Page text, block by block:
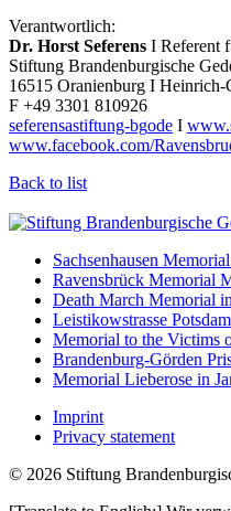
Verantwortlich:
Dr. Horst Seferens I Referent
Stiftung Brandenburgische
16515 Oranienburg I
F +49 3301 810926
seferensastiftung-bgode I
www.facebook.com/
Back to list
Sachsenhausen
Ravensbrück Memorial
Death March Memorial
Leistikowstrasse
Memorial to the Victims
Brandenburg-Görden
Memorial Lieberose in
Imprint
Privacy statement
© 2026 Stiftung